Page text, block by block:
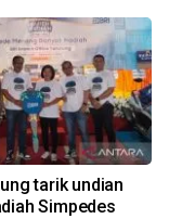
tarik undian
Simpedes